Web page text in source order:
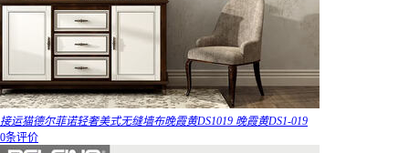
接运猫德尔菲诺轻奢美式无缝墙布晚霞黄DS1019 晚霞黄DS1-019
0条评价